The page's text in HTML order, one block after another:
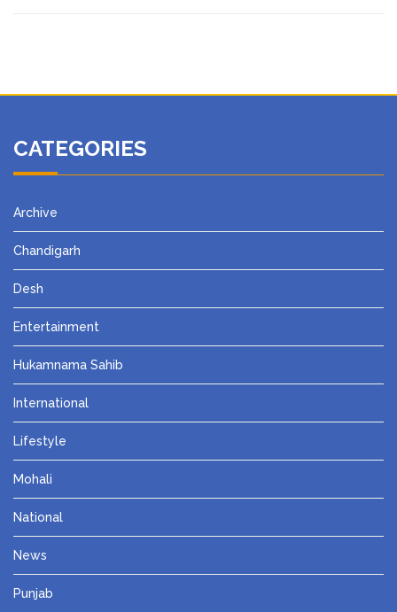
CATEGORIES
Archive
Chandigarh
Desh
Entertainment
Hukamnama Sahib
International
Lifestyle
Mohali
National
News
Punjab